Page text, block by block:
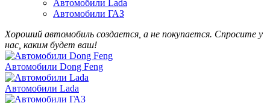
Автомобили Lada
Автомобили ГАЗ
Хороший автомобиль создается, а не покупается. Спросите у
нас, каким будет ваш!
Автомобили Dong Feng
Автомобили Lada